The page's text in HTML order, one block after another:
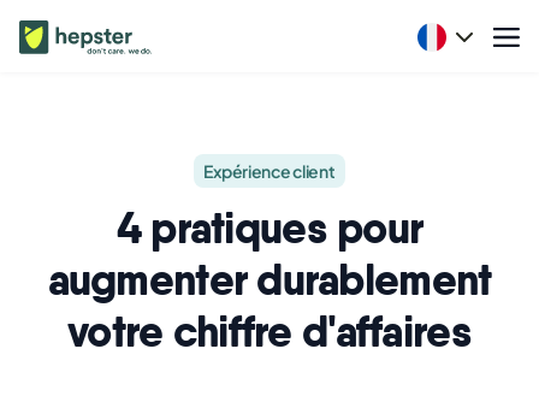
Expérience client
4 pratiques pour
augmenter durablement
votre chiffre d'affaires